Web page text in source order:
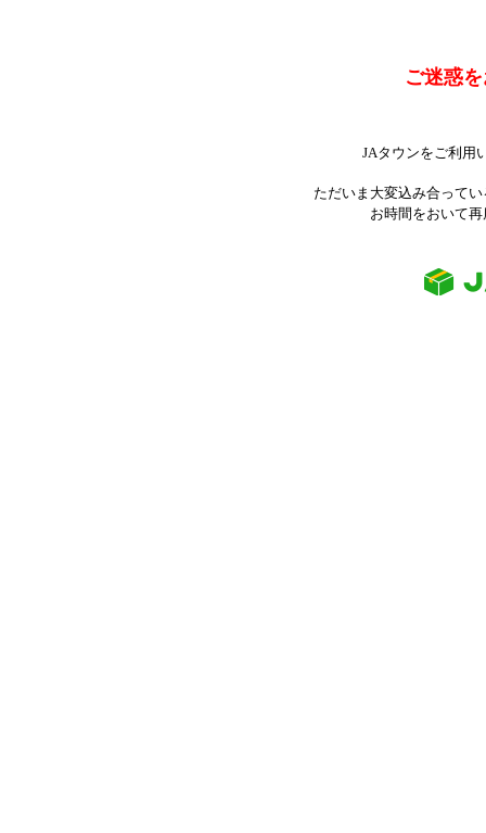
ご迷惑
JAタウンをご利用
ただいま大変込み合って
お時間をおいて